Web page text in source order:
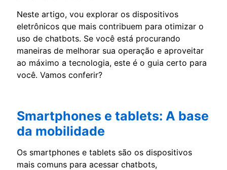
Neste artigo, vou explorar os dispositivos
eletrônicos que mais contribuem para otimizar o
uso de chatbots. Se você está procurando
maneiras de melhorar sua operação e aproveitar
ao máximo a tecnologia, este é o guia certo para
você. Vamos conferir?
Smartphones e tablets: A base
da mobilidade
Os smartphones e tablets são os dispositivos
mais comuns para acessar chatbots,